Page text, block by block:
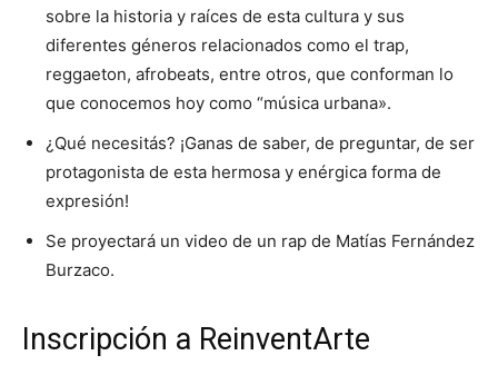
sobre la historia y raíces de esta cultura y sus
diferentes géneros relacionados como el trap,
reggaeton, afrobeats, entre otros, que conforman lo
que conocemos hoy como “música urbana».
¿Qué necesitás? ¡Ganas de saber, de preguntar, de ser
protagonista de esta hermosa y enérgica forma de
expresión!
Se proyectará un video de un rap de Matías Fernández
Burzaco.
Inscripción a ReinventArte